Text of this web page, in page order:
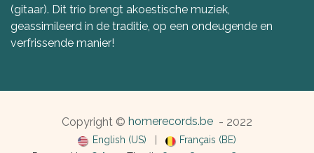
(gitaar). Dit trio brengt akoestische muziek,
geassimileerd in de traditie, op een ondeugende en
verfrissende manier!
Copyright © homerecords.be - 2022
English (US)
Français (BE)